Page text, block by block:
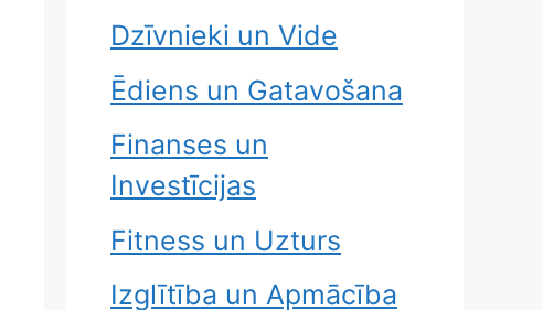
Dzīvnieki un Vide
Ēdiens un Gatavošana
Finanses un
Investīcijas
Fitness un Uzturs
Izglītība un Apmācība